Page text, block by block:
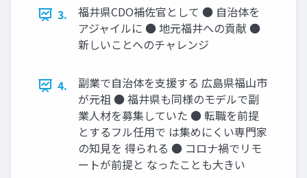
3.
福井県CDO補佐官として ● 自治体を
アジャイルに ● 地元福井への貢献 ●
新しいことへのチャレンジ
4.
副業で自治体を支援する 広島県福山市
が元祖 ● 福井県も同様のモデルで副
業人材を募集していた ● 転職を前提
とするフル任用で は集めにくい専門家
の知見を 得られる ● コロナ禍でリモ
ートが前提と なったことも大きい